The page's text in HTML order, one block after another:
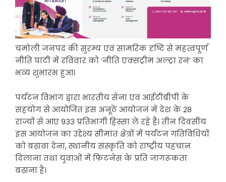
चमोली जनपद की सुरम्य एवं सामरिक दृष्टि से महत्वपूर्ण
नीति घाटी में रविवार को ‘नीति एक्सट्रीम अल्ट्रा रन’ का
भव्य शुभारंभ हुआ।
पर्यटन विभाग द्वारा भारतीय सेना एवं आईटीबीपी के
सहयोग से आयोजित इस अनूठे आयोजन में देश के 28
राज्यों से आए 933 प्रतिभागी हिस्सा ले रहे हैं। तीन दिवसीय
इस आयोजन का उद्देश्य सीमांत क्षेत्रों में पर्यटन गतिविधियों
को बढ़ावा देना, स्थानीय संस्कृति को राष्ट्रीय पहचान
दिलाना तथा युवाओं में फिटनेस के प्रति जागरूकता
बढ़ाना है।